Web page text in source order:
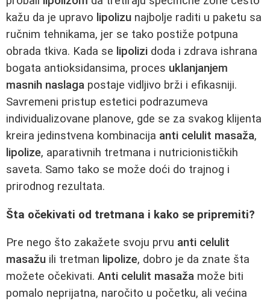
kažu da je upravo lipolizu najbolje raditi u paketu sa
ručnim tehnikama, jer se tako postiže potpuna
obrada tkiva. Kada se lipolizi doda i zdrava ishrana
bogata antioksidansima, proces uklanjanjem
masnih naslaga postaje vidljivo brži i efikasniji.
Savremeni pristup estetici podrazumeva
individualizovane planove, gde se za svakog klijenta
kreira jedinstvena kombinacija anti celulit masaža,
lipolize, aparativnih tretmana i nutricionističkih
saveta. Samo tako se može doći do trajnog i
prirodnog rezultata.
Šta očekivati od tretmana i kako se pripremiti?
Pre nego što zakažete svoju prvu anti celulit
masažu ili tretman lipolize, dobro je da znate šta
možete očekivati. Anti celulit masaža može biti
pomalo neprijatna, naročito u početku, ali većina